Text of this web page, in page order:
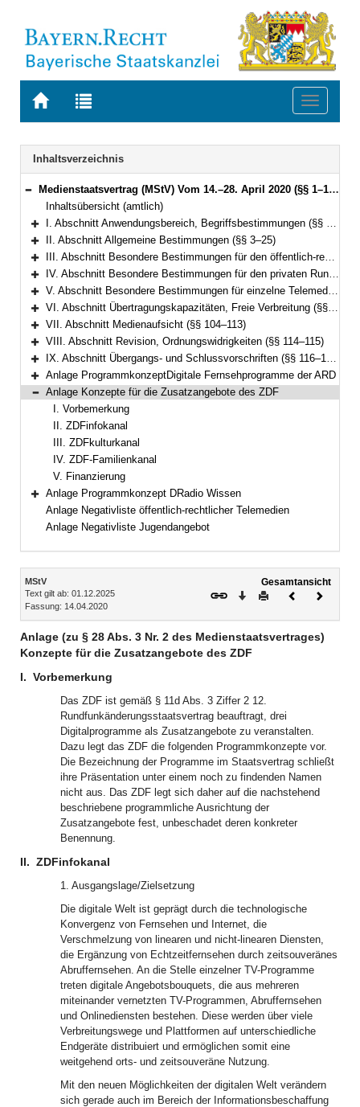
Zur
BAYERN.RECHT
Zur
letzten
Suche
Toggle
Navigation
Inhaltsverzeichnis
Bereich reduzieren
Medienstaatsvertrag (MStV) Vom 14.–28. April 2020 (§§ 1–122)
Inhaltsübersicht (amtlich)
Bereich erweitern
I. Abschnitt Anwendungsbereich, Begriffsbestimmungen (§§ 1–2)
Bereich erweitern
II. Abschnitt Allgemeine Bestimmungen (§§ 3–25)
Bereich erweitern
III. Abschnitt Besondere Bestimmungen für den öffentlich-rechtlichen Rundfunk (§§ 26–49)
Bereich erweitern
IV. Abschnitt Besondere Bestimmungen für den privaten Rundfunk (§§ 50–73)
Bereich erweitern
V. Abschnitt Besondere Bestimmungen für einzelne Telemedien (§§ 74–99e)
Bereich erweitern
VI. Abschnitt Übertragungskapazitäten, Freie Verbreitung (§§ 100–103)
Bereich erweitern
VII. Abschnitt Medienaufsicht (§§ 104–113)
Bereich erweitern
VIII. Abschnitt Revision, Ordnungswidrigkeiten (§§ 114–115)
Bereich erweitern
IX. Abschnitt Übergangs- und Schlussvorschriften (§§ 116–122)
Bereich erweitern
Anlage ProgrammkonzeptDigitale Fernsehprogramme der ARD
Bereich reduzieren
Anlage Konzepte für die Zusatzangebote des ZDF
I. Vorbemerkung
II. ZDFinfokanal
III. ZDFkulturkanal
IV. ZDF-Familienkanal
V. Finanzierung
Bereich erweitern
Anlage Programmkonzept DRadio Wissen
Anlage Negativliste öffentlich-rechtlicher Telemedien
Anlage Negativliste Jugendangebot
Inhalt
MStV
Text gilt ab: 01.12.2025
Fassung: 14.04.2020
Gesamtansicht
Download
DruckenVorheriges
Anlage (zu § 28 Abs. 3 Nr. 2 des Medienstaatsvertrages)
Konzepte für die Zusatzangebote des ZDF
I. Vorbemerkung
Das ZDF ist gemäß § 11d Abs. 3 Ziffer 2 12.
Rundfunkänderungsstaatsvertrag beauftragt, drei
Digitalprogramme als Zusatzangebote zu veranstalten.
Dazu legt das ZDF die folgenden Programmkonzepte vor.
Die Bezeichnung der Programme im Staatsvertrag schließt
ihre Präsentation unter einem noch zu findenden Namen
nicht aus. Das ZDF legt sich daher auf die nachstehend
beschriebene programmliche Ausrichtung der
Zusatzangebote fest, unbeschadet deren konkreter
Benennung.
II. ZDFinfokanal
1. Ausgangslage/Zielsetzung
Die digitale Welt ist geprägt durch die technologische
Konvergenz von Fernsehen und Internet, die
Verschmelzung von linearen und nicht-linearen Diensten,
die Ergänzung von Echtzeitfernsehen durch zeitsouveränes
Abruffernsehen. An die Stelle einzelner TV-Programme
treten digitale Angebotsbouquets, die aus mehreren
miteinander vernetzten TV-Programmen, Abruffernsehen
und Onlinediensten bestehen. Diese werden über viele
Verbreitungswege und Plattformen auf unterschiedliche
Endgeräte distribuiert und ermöglichen somit eine
weitgehend orts- und zeitsouveräne Nutzung.
Mit den neuen Möglichkeiten der digitalen Welt verändern
sich gerade auch im Bereich der Informationsbeschaffung